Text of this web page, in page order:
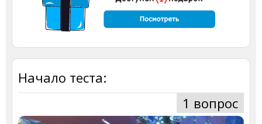
Начало теста:
1 вопрос